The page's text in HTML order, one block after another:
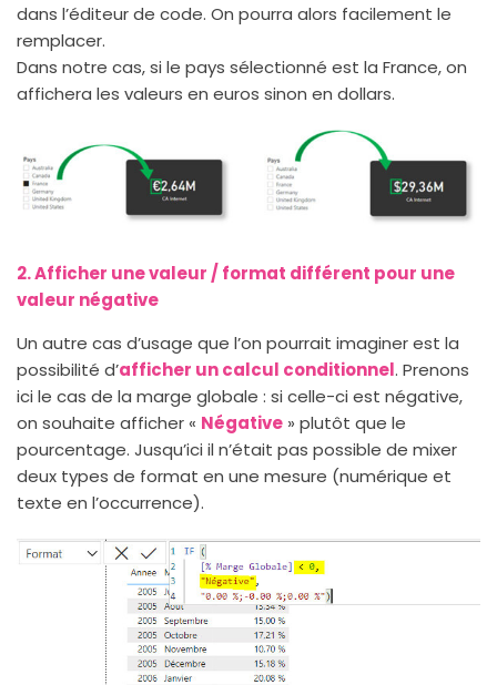
dans l’éditeur de code. On pourra alors facilement le
remplacer.
Dans notre cas, si le pays sélectionné est la France, on
affichera les valeurs en euros sinon en dollars.
2. Afficher une valeur / format différent pour une
valeur négative
Un autre cas d’usage que l’on pourrait imaginer est la
possibilité d’afficher un calcul conditionnel. Prenons
ici le cas de la marge globale : si celle-ci est négative,
on souhaite afficher « Négative » plutôt que le
pourcentage. Jusqu’ici il n’était pas possible de mixer
deux types de format en une mesure (numérique et
texte en l’occurrence).